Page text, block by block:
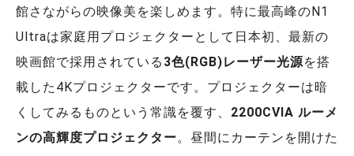
館さながらの映像美を楽しめます。特に最高峰のN1
Ultraは家庭用プロジェクターとして日本初、最新の
映画館で採用されている 3色(RGB)レーザー光源を搭
載した4Kプロジェクターです。プロジェクターは暗
くしてみるものという常識を覆す、 2200CVIA ルーメ
ンの高輝度プロジェクター。昼間にカーテンを開けた